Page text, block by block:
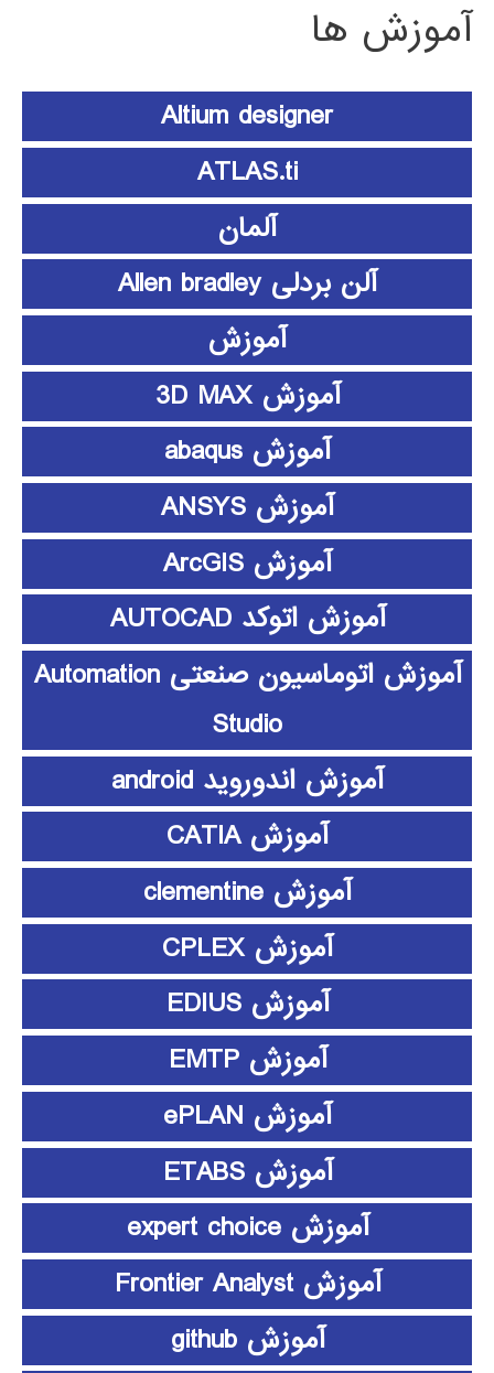
آموزش ها
Altium designer
ATLAS.ti
آلمان
آلن بردلی Allen bradley
آموزش
آموزش 3D MAX
آموزش abaqus
آموزش ANSYS
آموزش ArcGIS
آموزش اتوکد AUTOCAD
آموزش اتوماسیون صنعتی Automation
Studio
آموزش اندوروید android
آموزش CATIA
آموزش clementine
آموزش CPLEX
آموزش EDIUS
آموزش EMTP
آموزش ePLAN
آموزش ETABS
آموزش expert choice
آموزش Frontier Analyst
آموزش github